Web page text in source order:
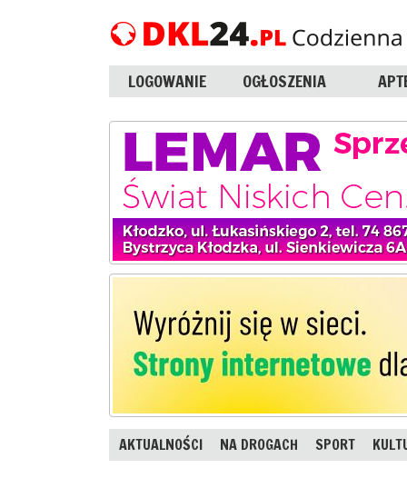
LOGOWANIE OGŁOSZENIA
AKTUALNOŚCI NA DROGACH SPORT